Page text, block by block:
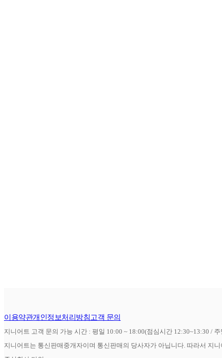
이용약관개인정보처리방침고객 문의
지니어트 고객 문의 가능 시간 : 평일 10:00 ~ 18:00(점심시간 12:30~13:30 /
지니어트는 통신판매중개자이며 통신판매의 당사자가 아닙니다. 따라서 지